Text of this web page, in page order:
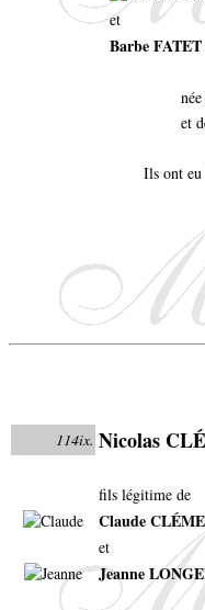
et
Barbe FATET
et
Ils ont
114ix. Nicolas
fils légitime de
Claude
et
Jeanne